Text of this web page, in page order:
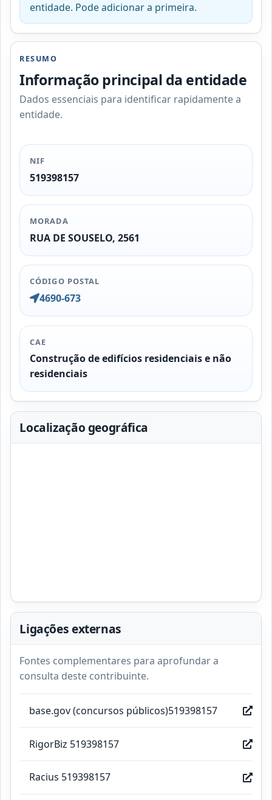
entidade. Pode adicionar a primeira.
RESUMO
Informação principal da entidade
Dados essenciais para identificar rapidamente a
entidade.
NIF
519398157
MORADA
RUA DE SOUSELO, 2561
CÓDIGO POSTAL
4690-673
CAE
Construção de edifícios residenciais e não
residenciais
Localização geográfica
Ligações externas
Fontes complementares para aprofundar a
consulta deste contribuinte.
base.gov (concursos públicos)519398157
RigorBiz 519398157
Racius 519398157